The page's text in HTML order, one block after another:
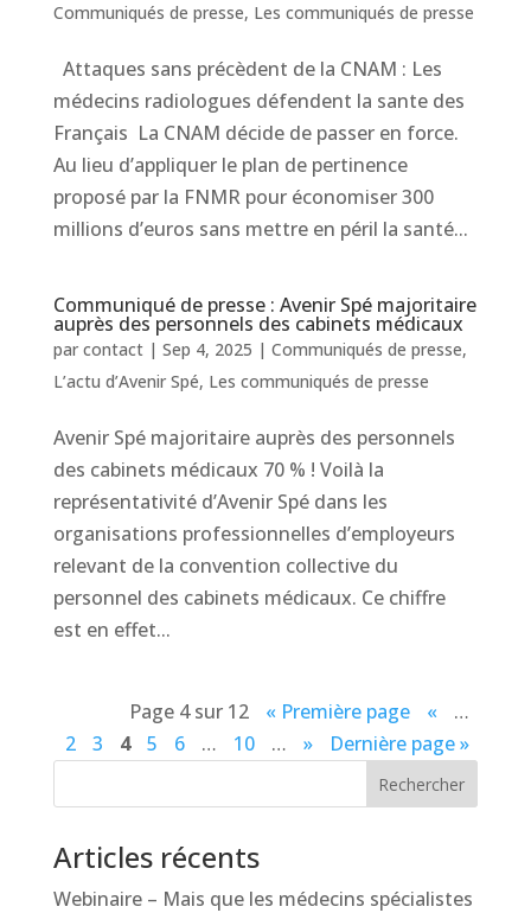
Communiqués de presse, Les communiqués de presse
Attaques sans précèdent de la CNAM : Les
médecins radiologues défendent la sante des
Français La CNAM décide de passer en force.
Au lieu d’appliquer le plan de pertinence
proposé par la FNMR pour économiser 300
millions d’euros sans mettre en péril la santé...
Communiqué de presse : Avenir Spé majoritaire
auprès des personnels des cabinets médicaux
par contact| Sep 4, 2025 | Communiqués de presse,
L’actu d’Avenir Spé, Les communiqués de presse
Avenir Spé majoritaire auprès des personnels
des cabinets médicaux 70 % ! Voilà la
représentativité d’Avenir Spé dans les
organisations professionnelles d’employeurs
relevant de la convention collective du
personnel des cabinets médicaux. Ce chiffre
est en effet...
Page 4 sur 12 « Première page «
…
2
3 4 5 6 … 10 … » Dernière page »
Rechercher
Articles récents
Webinaire – Mais que les médecins spécialistes